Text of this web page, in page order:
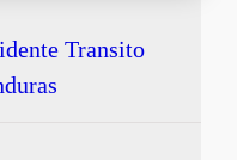
Transito